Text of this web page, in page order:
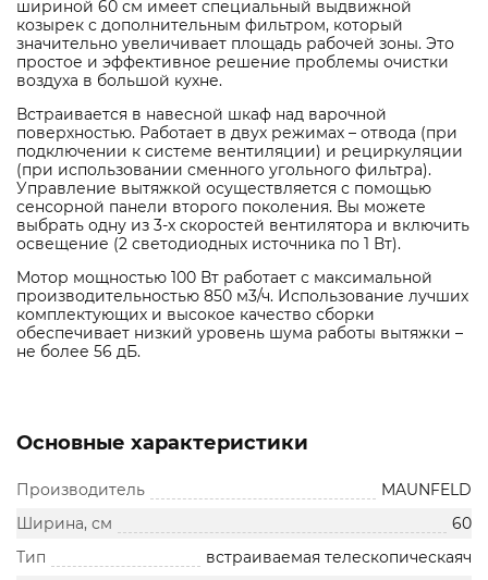
шириной 60 см имеет специальный выдвижной
козырек с дополнительным фильтром, который
значительно увеличивает площадь рабочей зоны. Это
простое и эффективное решение проблемы очистки
воздуха в большой кухне.
Встраивается в навесной шкаф над варочной
поверхностью. Работает в двух режимах – отвода (при
подключении к системе вентиляции) и рециркуляции
(при использовании сменного угольного фильтра).
Управление вытяжкой осуществляется с помощью
сенсорной панели второго поколения. Вы можете
выбрать одну из 3-х скоростей вентилятора и включить
освещение (2 светодиодных источника по 1 Вт).
Мотор мощностью 100 Вт работает с максимальной
производительностью 850 м3/ч. Использование лучших
комплектующих и высокое качество сборки
обеспечивает низкий уровень шума работы вытяжки –
не более 56 дБ.
Основные характеристики
Производитель
MAUNFELD
Ширина, см
60
Тип
встраиваемая телескопическаяч